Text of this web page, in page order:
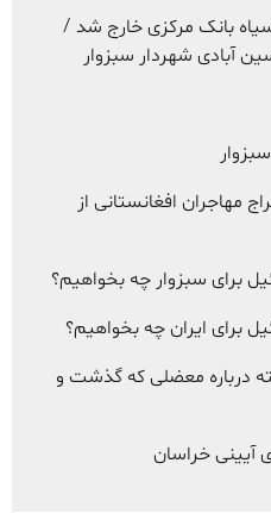
بانک مرکزی خارج شد /
شهردار سبزوار
مهاجران افغانستانی از
درباره معضلی که گذشت و
خراسان